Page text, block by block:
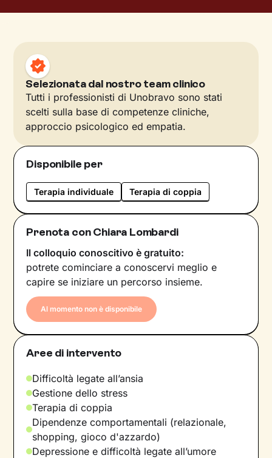
Selezionata dal nostro team clinico
Tutti i professionisti di Unobravo sono stati
scelti sulla base di competenze cliniche,
approccio psicologico ed empatia.
Disponibile per
Terapia individuale Terapia di coppia
Prenota con Chiara Lombardi
Il colloquio conoscitivo è gratuito:
potrete cominciare a conoscervi meglio e
capire se iniziare un percorso insieme.
Al momento non è disponibile
Aree di intervento
Difficoltà legate all’ansia
Gestione dello stress
Terapia di coppia
Dipendenze comportamentali (relazionale,
shopping, gioco d'azzardo)
Depressione e difficoltà legate all’umore